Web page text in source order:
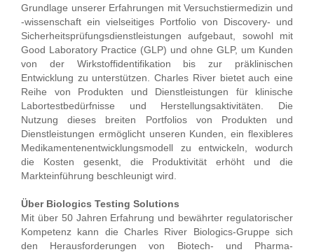
Grundlage unserer Erfahrungen mit Versuchstiermedizin und
-wissenschaft ein vielseitiges Portfolio von Discovery- und
Sicherheitsprüfungsdienstleistungen aufgebaut, sowohl mit
Good Laboratory Practice (GLP) und ohne GLP, um Kunden
von der Wirkstoffidentifikation bis zur präklinischen
Entwicklung zu unterstützen. Charles River bietet auch eine
Reihe von Produkten und Dienstleistungen für klinische
Labortestbedürfnisse und Herstellungsaktivitäten. Die
Nutzung dieses breiten Portfolios von Produkten und
Dienstleistungen ermöglicht unseren Kunden, ein flexibleres
Medikamentenentwicklungsmodell zu entwickeln, wodurch
die Kosten gesenkt, die Produktivität erhöht und die
Markteinführung beschleunigt wird.
Über Biologics Testing Solutions
Mit über 50 Jahren Erfahrung und bewährter regulatorischer
Kompetenz kann die Charles River Biologics-Gruppe sich
den Herausforderungen von Biotech- und Pharma-